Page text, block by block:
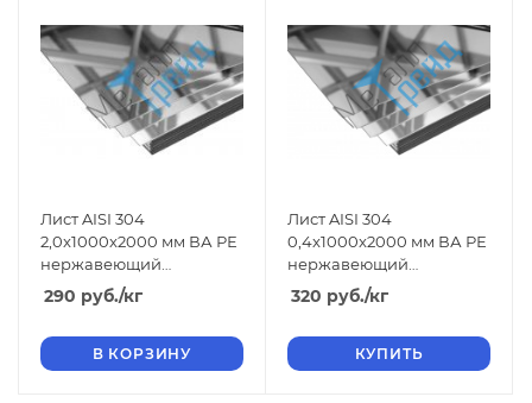
Лист AISI 304
2,0x1000x2000 мм ВА РЕ
нержавеющий
зеркальный
290 руб./кг
В КОРЗИНУ
Лист AISI 304
0,4x1000x2000 мм ВА РЕ
нержавеющий
зеркальный
320 руб./кг
КУПИТЬ